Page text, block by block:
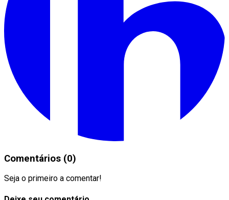
Comentários (0)
Seja o primeiro a comentar!